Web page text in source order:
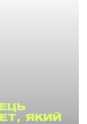
ЯКИЙ